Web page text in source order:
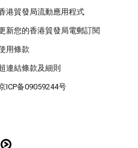
港貿發局流動應用程式
新您的香港貿發局電郵訂閱
用條款
連結條款及細則
ICP备09059244号